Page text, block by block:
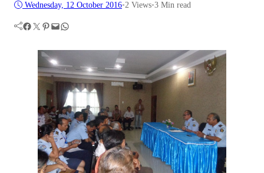
Wednesday, 12 October 2016•2 Views•3 Min read
Facebook Twitter Pinterest Mail WhatsApp